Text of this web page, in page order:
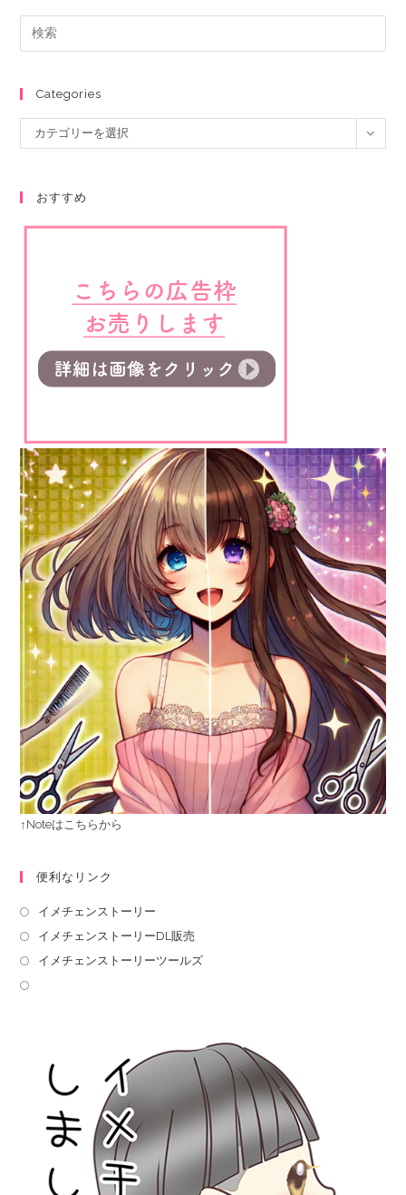
Categories
カテゴリーを選択
おすすめ
↑Noteはこちらから
便利なリンク
イメチェンストーリー
イメチェンストーリーDL販売
イメチェンストーリーツールズ